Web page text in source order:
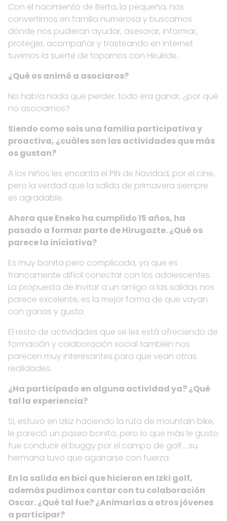
Con el nacimiento de Berta, la pequeña, nos
convertimos en familia numerosa y buscamos
dónde nos pudieran ayudar, asesorar, informar,
proteger, acompañar y trasteando en internet
tuvimos la suerte de toparnos con Hirukide.
¿Qué os animó a asociaros?
No había nada que perder, todo era ganar, ¿por qué
no asociarnos?
Siendo como sois una familia participativa y
proactiva, ¿cuáles son las actividades que más
os gustan?
A los niños les encanta el PIN de Navidad, por el cine,
pero la verdad que la salida de primavera siempre
es agradable.
Ahora que Eneko ha cumplido 15 años, ha
pasado a formar parte de Hirugazte. ¿Qué os
parece la iniciativa?
Es muy bonita pero complicada, ya que es
francamente difícil conectar con los adolescentes.
La propuesta de invitar a un amigo a las salidas nos
parece excelente, es la mejor forma de que vayan
con ganas y gusto.
El resto de actividades que se les está ofreciendo de
formación y colaboración social también nos
parecen muy interesantes para que vean otras
realidades.
¿Ha participado en alguna actividad ya? ¿Qué
tal la experiencia?
Si, estuvo en Izkiz haciendo la ruta de mountain bike,
le pareció un paseo bonito, pero lo que más le gusto
fue conducir el buggy por el campo de golf… su
hermana tuvo que agarrarse con fuerza.
En la salida en bici que hicieron en Izki golf,
además pudimos contar con tu colaboración
Oscar. ¿Qué tal fue? ¿Animarías a otros jóvenes
a participar?